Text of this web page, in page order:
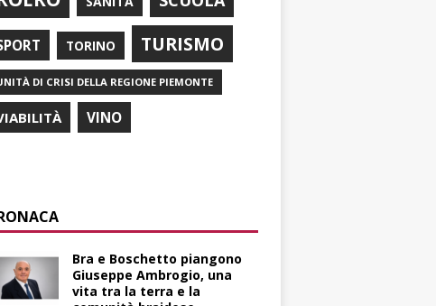
TORINO TURISMO
DI CRISI DELLA REGIONE PIEMONTE
VINO
Bra e Boschetto piangono
Giuseppe Ambrogio, una
vita tra la terra e la